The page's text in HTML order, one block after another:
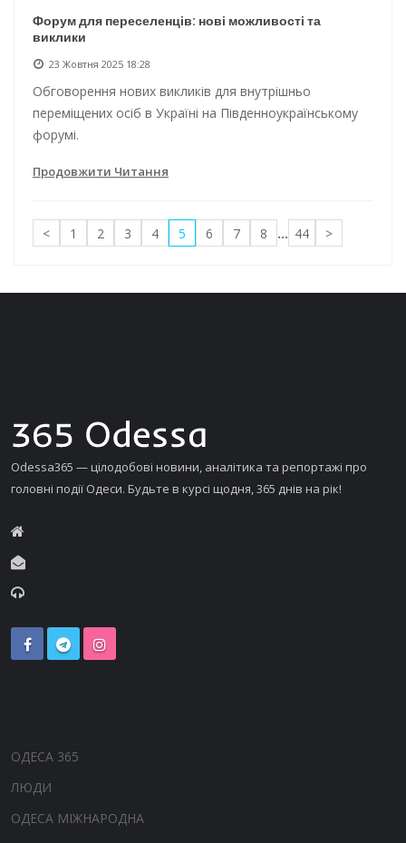
Форум для переселенців: нові можливості та
виклики
23 Жовтня 2025 18:28
Обговорення нових викликів для внутрішньо
переміщених осіб в Україні на Південноукраїнському
форумі.
Продовжити Читання
< 1 2 3 4 5 6 7 8 ... 44 >
Odessa365 — цілодобові новини, аналітика та репортажі про
головні події Одеси. Будьте в курсі щодня, 365 днів на рік!
ОДЕСА 365
ЛЮДИ
ОДЕСА МІЖНАРОДНА